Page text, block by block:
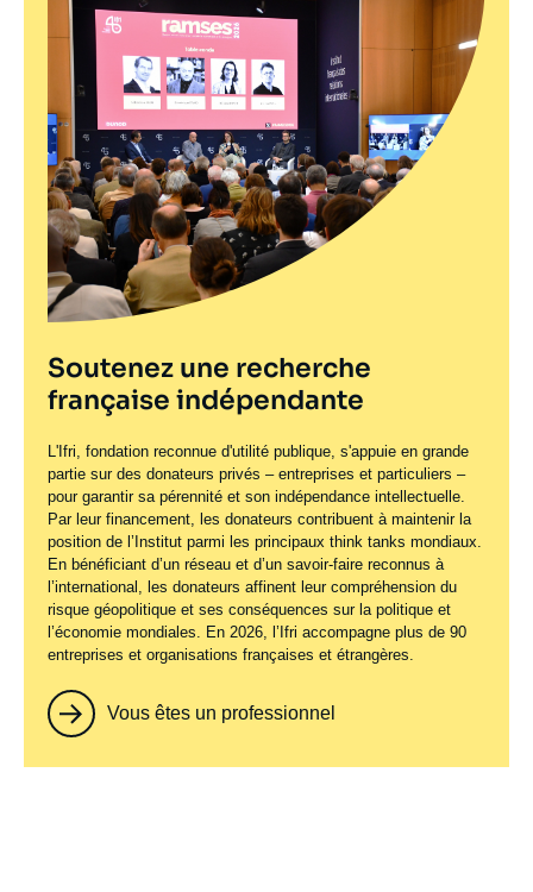
Soutenez une recherche
française indépendante
L'Ifri, fondation reconnue d'utilité publique, s'appuie en grande
partie sur des donateurs privés – entreprises et particuliers –
pour garantir sa pérennité et son indépendance intellectuelle.
Par leur financement, les donateurs contribuent à maintenir la
position de l’Institut parmi les principaux think tanks mondiaux.
En bénéficiant d’un réseau et d’un savoir-faire reconnus à
l’international, les donateurs affinent leur compréhension du
risque géopolitique et ses conséquences sur la politique et
l’économie mondiales. En 2026, l’Ifri accompagne plus de 90
entreprises et organisations françaises et étrangères.
Vous êtes un professionnel